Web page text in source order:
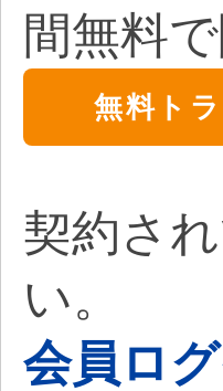
間無料
無料ト
契約さ
い。
会員ロ